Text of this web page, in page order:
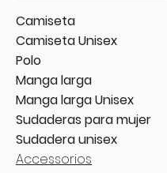
Camiseta
Camiseta Unisex
Polo
Manga larga
Manga larga Unisex
Sudaderas para mujer
Sudadera unisex
Accessorios